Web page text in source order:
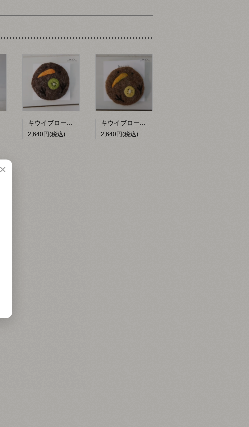
キウイブローチ【hacy's】
2,640円(税込)
キウイブローチ（黄）【hacy's】
2,640円(税込)
×